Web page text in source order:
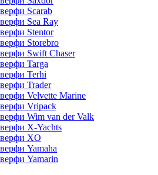
Scarab
Sea Ray
Stentor
Storebro
Swift Chaser
Targa
Terhi
Trader
Velvette Marine
Vripack
Wim van der Valk
X-Yachts
XO
Yamaha
Yamarin